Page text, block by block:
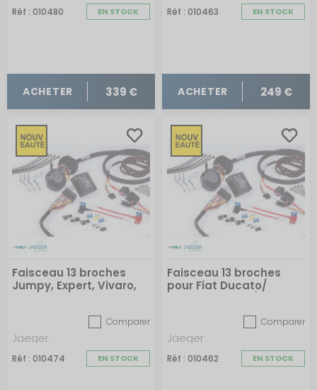
Réf : 010480 EN STOCK
ACHETER 339 €
Réf : 010463 EN STOCK
ACHETER 249 €
Faisceau 13 broches
Jumpy, Expert, Vivaro,
Ulysse, Zafira depuis
2016 et versions
électriques depuis 2020
sans pré-câblage
Comparer
Jaeger
Réf : 010474 EN STOCK
Faisceau 13 broches
pour Fiat Ducato/
et versions électirques
sans pré-câblage de
Comparer
Jaeger
Réf : 010462 EN STOCK